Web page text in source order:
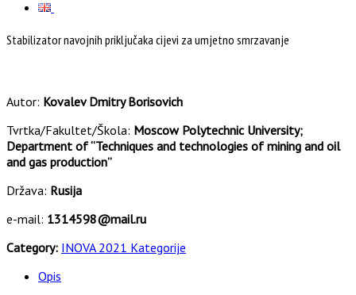
Stabilizator navojnih priključaka cijevi za umjetno smrzavanje
Autor: Kovalev Dmitry Borisovich
Tvrtka/Fakultet/Škola: Moscow Polytechnic University;
Department of “Techniques and technologies of mining and oil
and gas production”
Država: Rusija
e-mail: 1314598@mail.ru
Category: INOVA 2021 Kategorije
Opis